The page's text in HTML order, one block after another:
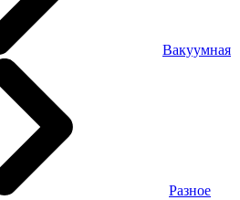
Вакуумная
Разное